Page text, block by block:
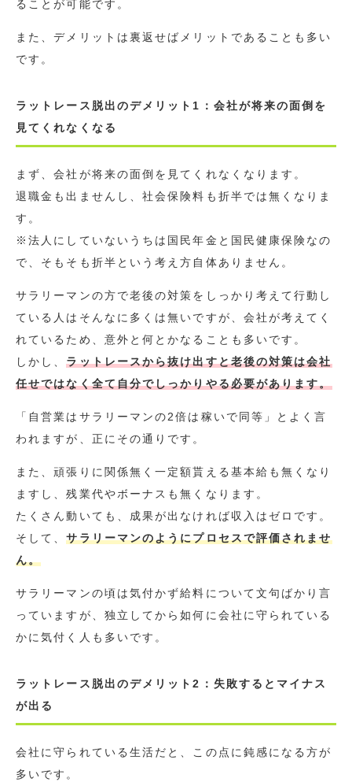
ることが可能です。
また、デメリットは裏返せばメリットであることも多い
です。
ラットレース脱出のデメリット1：会社が将来の面倒を
見てくれなくなる
まず、会社が将来の面倒を見てくれなくなります。
退職金も出ませんし、社会保険料も折半では無くなりま
す。
※法人にしていないうちは国民年金と国民健康保険なの
で、そもそも折半という考え方自体ありません。
サラリーマンの方で老後の対策をしっかり考えて行動し
ている人はそんなに多くは無いですが、会社が考えてく
れているため、意外と何とかなることも多いです。
しかし、ラットレースから抜け出すと老後の対策は会社
任せではなく全て自分でしっかりやる必要があります。
「自営業はサラリーマンの2倍は稼いで同等」とよく言
われますが、正にその通りです。
また、頑張りに関係無く一定額貰える基本給も無くなり
ますし、残業代やボーナスも無くなります。
たくさん動いても、成果が出なければ収入はゼロです。
そして、サラリーマンのようにプロセスで評価されませ
ん。
サラリーマンの頃は気付かず給料について文句ばかり言
っていますが、独立してから如何に会社に守られている
かに気付く人も多いです。
ラットレース脱出のデメリット2：失敗するとマイナス
が出る
会社に守られている生活だと、この点に鈍感になる方が
多いです。